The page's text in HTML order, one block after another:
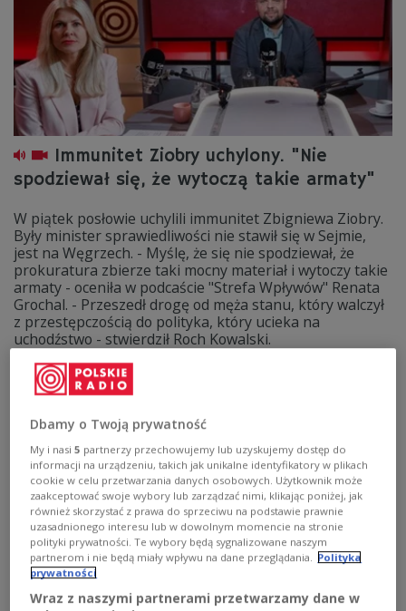
Immunitet Ziobry uchylony. "Nie
spodziewał się, że wytoczą takie armaty"
W piątek posłowie uchylili immunitet Zbigniewa Ziobry.
Były minister sprawiedliwości nie stawił się w Sejmie,
jest na Węgrzech. - Myślę, że się nie spodziewał, że
prokuratura zbierze taki mocny materiał i wytoczy takie
armaty - oceniła w podcaście "Strefa Wpływów" Renata
Grochal. - Przeszedł drogę od męża stanu, który walczył
z przestępczością do polityka, który ucieka na
uchodźstwo - stwierdził Roch Kowalski.
Zobacz więcej na temat:
polityka
POLSKA
STREFA WPŁYWÓW
Dbamy o Twoją prywatność
My i nasi5 partnerzy przechowujemy lub uzyskujemy dostęp do
informacji na urządzeniu, takich jak unikalne identyfikatory w plikach
cookie w celu przetwarzania danych osobowych. Użytkownik może
zaakceptować swoje wybory lub zarządzać nimi, klikając poniżej, jak
również skorzystać z prawa do sprzeciwu na podstawie prawnie
uzasadnionego interesu lub w dowolnym momencie na stronie
polityki prywatności. Te wybory będą sygnalizowane naszym
partnerom i nie będą miały wpływu na dane przeglądania.
Polityka
prywatności
Wraz z naszymi partnerami przetwarzamy dane w